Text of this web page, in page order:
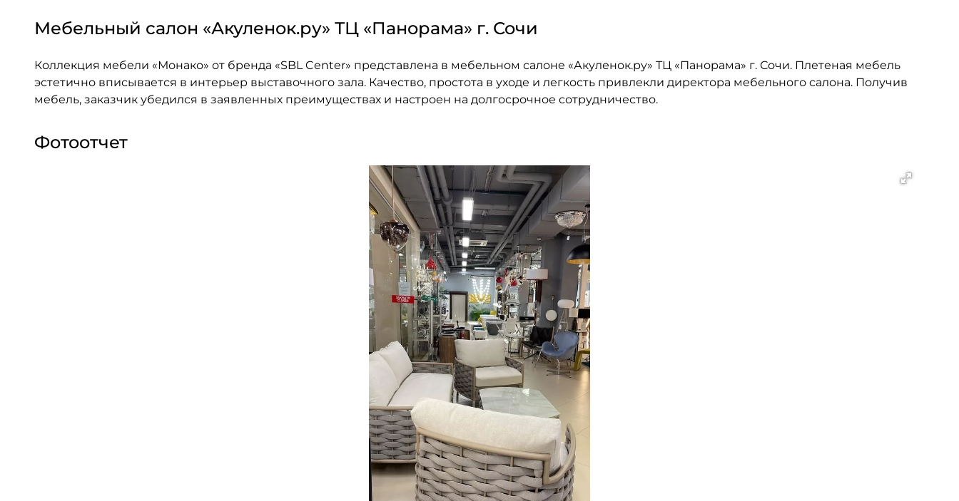
Мебельный салон «Акуленок.ру» ТЦ «Панорама» г. Сочи
Коллекция мебели «Монако» от бренда «SBL Center» представлена в мебельном салоне «Акуленок.ру» ТЦ «Панорама» г. Сочи. Плетеная мебель
эстетично вписывается в интерьер выставочного зала. Качество, простота в уходе и легкость привлекли директора мебельного салона. Получив
мебель, заказчик убедился в заявленных преимуществах и настроен на долгосрочное сотрудничество.
Фотоотчет